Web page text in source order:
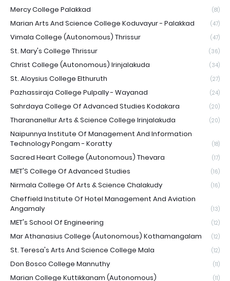
Mercy College Palakkad
(81)
Marian Arts And Science College Koduvayur - Palakkad (47)
Vimala College (Autonomous) Thrissur (47)
St. Mary's College Thrissur (36)
Christ College (Autonomous) Irinjalakuda (34)
St. Aloysius College Elthuruth (27)
Pazhassiraja College Pulpally - Wayanad (24)
Sahrdaya College Of Advanced Studies Kodakara (20)
Tharananellur Arts & Science College Irinjalakuda (20)
Naipunnya Institute Of Management And Information
Technology Pongam - Koratty
(18)
Sacred Heart College (Autonomous) Thevara (17)
MET'S College Of Advanced Studies (16)
Nirmala College Of Arts & Science Chalakudy (16)
Cheffield Institute Of Hotel Management And Aviation
Angamaly
(13)
MET's School Of Engineering (12)
Mar Athanasius College (Autonomous) Kothamangalam (12)
St. Teresa's Arts And Science College Mala (12)
Don Bosco College Mannuthy (11)
Marian College Kuttikkanam (Autonomous) (11)